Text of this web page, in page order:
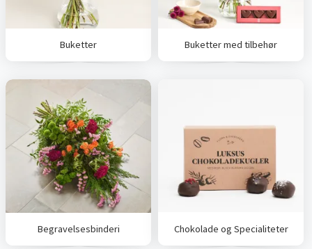
Buketter Buketter med tilbehør
Begravelsesbinderi Chokolade og Specialiteter